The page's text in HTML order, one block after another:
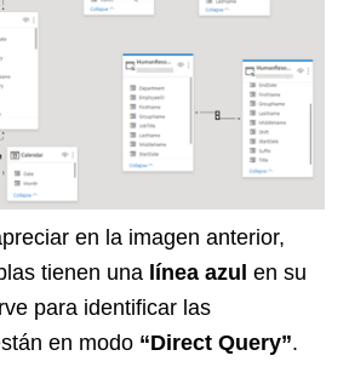
en la imagen anterior,
tienen una línea azul en su
para identificar las
en modo “Direct Query”.